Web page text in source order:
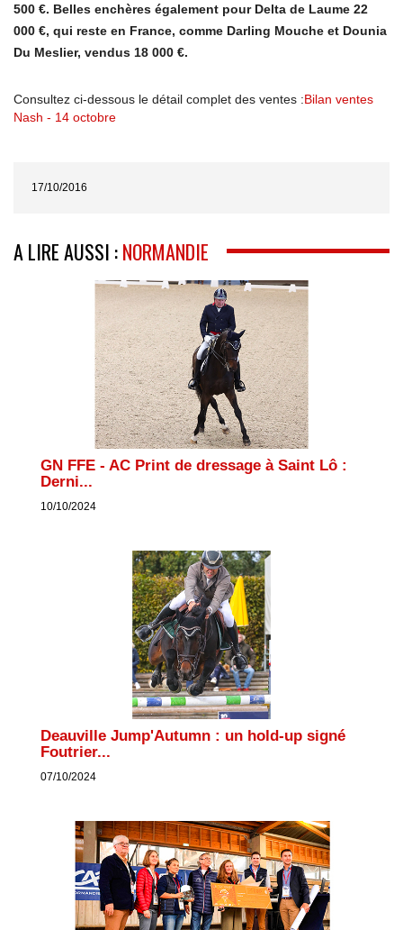
500 €. Belles enchères également pour Delta de Laume 22
000 €, qui reste en France, comme Darling Mouche et Dounia
Du Meslier, vendus 18 000 €.
Consultez ci-dessous le détail complet des ventes :Bilan ventes
Nash - 14 octobre
17/10/2016
A LIRE AUSSI :NORMANDIE
GN FFE - AC Print de dressage à Saint Lô :
Derni...
10/10/2024
Deauville Jump'Autumn : un hold-up signé
Foutrier...
07/10/2024